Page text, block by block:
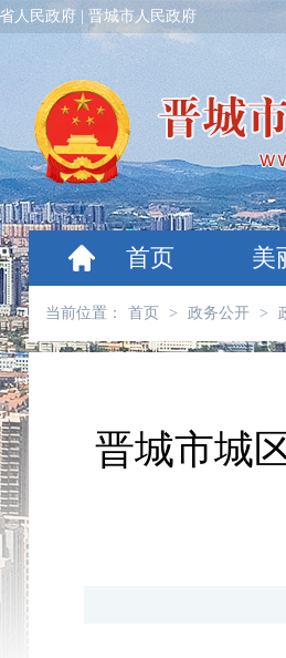
人民政府 晋城市人民政府
首页 美
当前位置： 首页 > 政务公开 >
晋城市城